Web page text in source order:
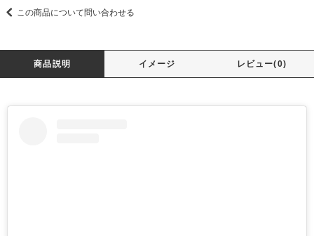
この商品について問い合わせる
商品説明 イメージ レビュー(0)